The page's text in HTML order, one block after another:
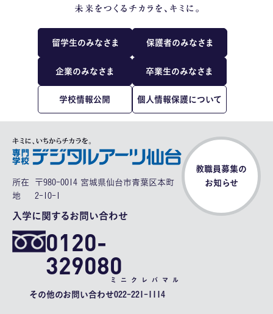
留学生のみなさま 保護者のみなさま
企業のみなさま 卒業生のみなさま
学校情報公開 個人情報保護について
所在
地
〒980-0014 宮城県仙台市青葉区本町
2-10-1
入学に関するお問い合わせ
0120-
329080
ミニクレバマル
その他のお問い合わせ022-221-1114
教職員募集の
お知らせ